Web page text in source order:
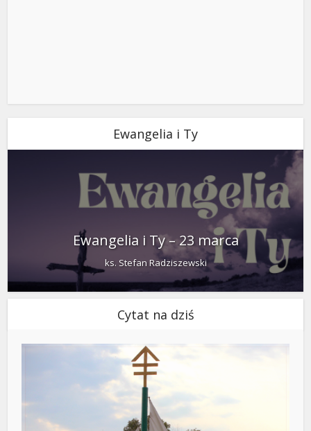
Ewangelia i Ty
Ewangelia i Ty – 23 marca
ks. Stefan Radziszewski
Cytat na dziś